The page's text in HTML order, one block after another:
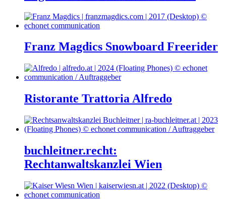
Franz Magdics Snowboard Freerider
Ristorante Trattoria Alfredo
buchleitner.recht:
Rechtanwaltskanzlei Wien